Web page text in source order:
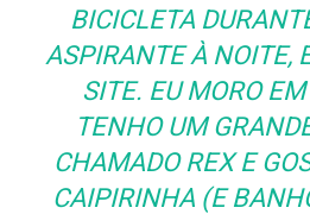
BICICLETA
ASPIRANTE À NOITE,
SITE. EU MORO
TENHO UM
CHAMADO REX E
CAIPIRINHA (E